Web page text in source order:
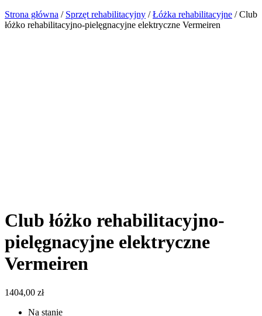
Strona główna / Sprzęt rehabilitacyjny /Łóżka rehabilitacyjne / Club
łóżko rehabilitacyjno-pielęgnacyjne elektryczne Vermeiren
Club łóżko rehabilitacyjno-
pielęgnacyjne elektryczne
Vermeiren
1404,00 zł
Na stanie